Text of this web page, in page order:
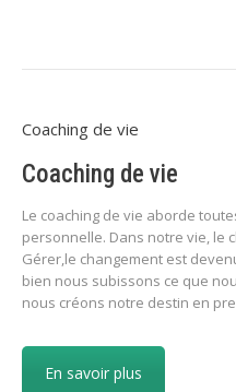
Coaching de vie
Coaching de vie
Le coaching de vie aborde
personnelle. Dans notre vie, le
Gérer,le changement est
bien nous subissons ce que
nous créons notre destin en
En savoir plus